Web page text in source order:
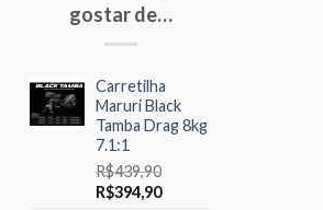
gostar de…
Carretilha
Maruri Black
Tamba Drag 8kg
7.1:1
R$439,90
O
R$394,90O